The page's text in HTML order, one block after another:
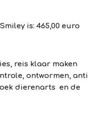
is: 465,00 euro
reis klaar maken
ontwormen, anti
dierenarts en de